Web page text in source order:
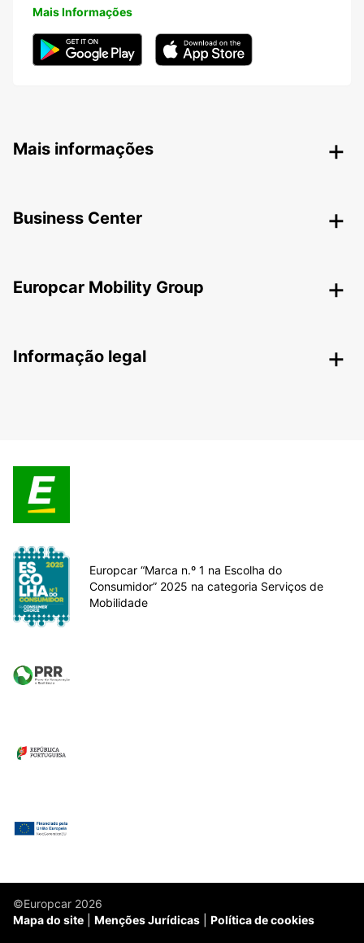
Mais Informações
Mais informações
Business Center
Europcar Mobility Group
Informação legal
Europcar “Marca n.º 1 na Escolha do
Consumidor” 2025 na categoria Serviços de
Mobilidade
©Europcar 2026
Mapa do site
Menções Jurídicas Política de cookies